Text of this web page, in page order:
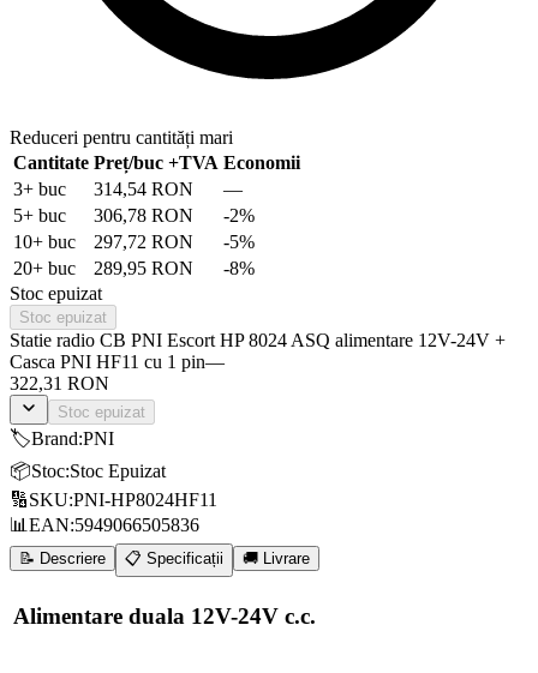
Reduceri pentru cantități mari
Cantitate Preț/buc +TVA Economii
3+ buc 314,54 RON
—
5+ buc 306,78 RON -2%
10+ buc 297,72 RON -5%
20+ buc 289,95 RON -8%
Stoc epuizat
Stoc epuizat
Statie radio CB PNI Escort HP 8024 ASQ alimentare 12V-24V +
Casca PNI HF11 cu 1 pin—
322,31 RON
Stoc epuizat
🏷️Brand:PNI
📦Stoc:Stoc Epuizat
🔢SKU:PNI-HP8024HF11
📊 EAN:5949066505836
📝 Descriere 📋 Specificații 🚚 Livrare
Alimentare duala 12V-24V c.c.